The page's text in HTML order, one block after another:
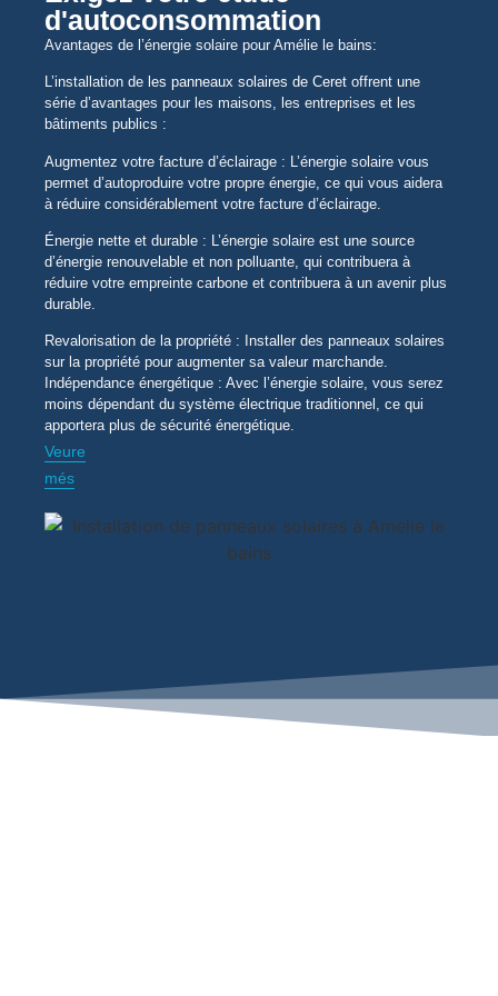
d'autoconsommation
Avantages de l’énergie solaire pour Amélie le bains:
L’installation de les panneaux solaires de Ceret offrent une
série d’avantages pour les maisons, les entreprises et les
bâtiments publics :
Augmentez votre facture d’éclairage : L’énergie solaire vous
permet d’autoproduire votre propre énergie, ce qui vous aidera
à réduire considérablement votre facture d’éclairage.
Énergie nette et durable : L’énergie solaire est une source
d’énergie renouvelable et non polluante, qui contribuera à
réduire votre empreinte carbone et contribuera à un avenir plus
durable.
Revalorisation de la propriété : Installer des panneaux solaires
sur la propriété pour augmenter sa valeur marchande.
Indépendance énergétique : Avec l’énergie solaire, vous serez
moins dépendant du système électrique traditionnel, ce qui
apportera plus de sécurité énergétique.
Veure
més